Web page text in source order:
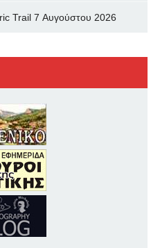
Trail 7 Αυγούστου 2026